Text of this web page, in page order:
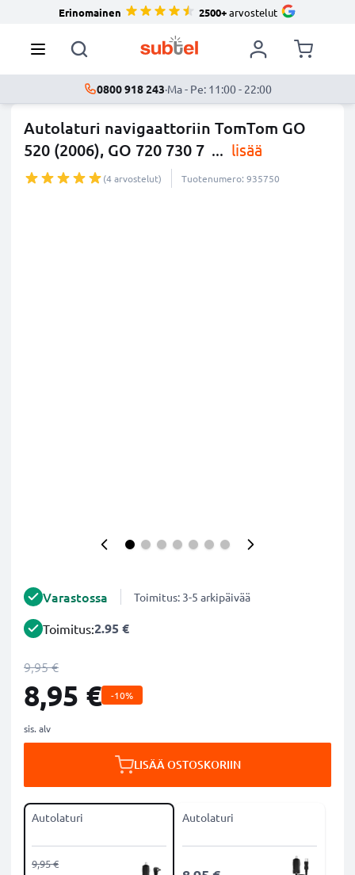
Erinomainen 2500+arvostelut
0800 918 243·Ma - Pe: 11:00 - 22:00
Autolaturi navigaattoriin TomTom GO
520 (2006), GO 720 730 7 ... lisää
(4 arvostelut) Tuotenumero: 935750
Varastossa Toimitus: 3-5 arkipäivää
Toimitus:2.95 €
9,95 €
8,95 € -10%
sis. alv
LISÄÄ OSTOSKORIIN
Autolaturi
9,95 €
Autolaturi